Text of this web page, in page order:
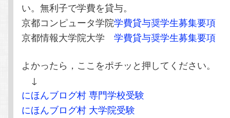
い。無利子で学費を貸与。
京都コンピュータ学院学費貸与奨学生募集要項
京都情報大学院大学学費貸与奨学生募集要項
よかったら，ここをポチッと押してください。
↓
にほんブログ村 専門学校受験
にほんブログ村 大学院受験